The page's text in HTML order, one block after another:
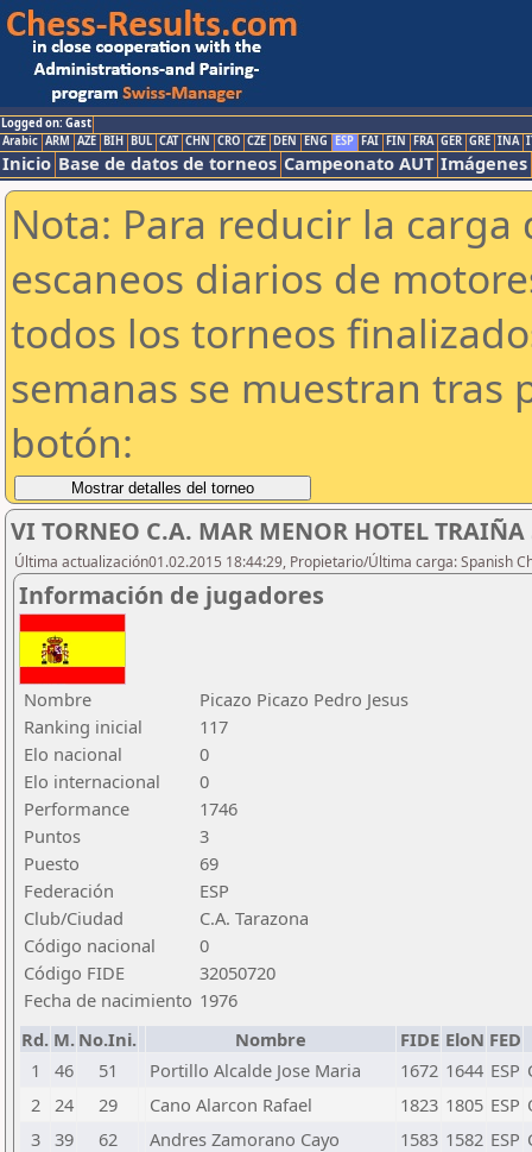
Logged on: Gast
Arabic ARM AZE BIH BUL CAT CHN CRO CZE DEN ENG ESP FAI FIN FRA GER GRE INA
Inicio Base de datos de torneos Campeonato AUT Imágenes
Nota: Para reducir la
escaneos diarios de
todos los torneos
semanas se muestran tras
botón:
VI TORNEO C.A. MAR MENOR HOTEL
Última actualización01.02.2015 18:44:29, Propietario/Última carga: Spanish
Información de jugadores
Nombre
Picazo Picazo Pedro Jesus
Ranking inicial
117
Elo nacional
0
Elo internacional
0
Performance
1746
Puntos
3
Puesto
69
Federación
ESP
Club/Ciudad
C.A. Tarazona
Código nacional
0
Código FIDE
32050720
Fecha de nacimiento 1976
Rd. M. No.Ini. Nombre FIDE EloN FED
1
46 51 Portillo Alcalde Jose Maria 1672 1644 ESP
2 24 29 Cano Alarcon Rafael 1823 1805 ESP
3 39 62 Andres Zamorano Cayo 1583 1582 ESP